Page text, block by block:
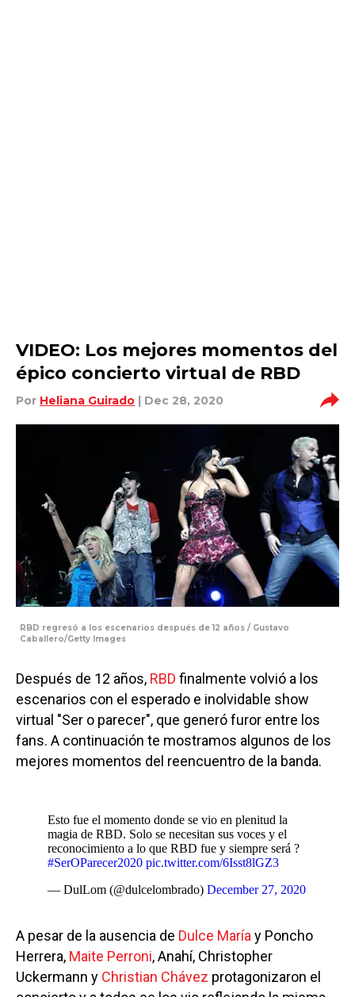
VIDEO: Los mejores momentos del
épico concierto virtual de RBD
Por Heliana Guirado | Dec 28, 2020
RBD regresó a los escenarios después de 12 años / Gustavo
Caballero/Getty Images
Después de 12 años, RBD finalmente volvió a los
escenarios con el esperado e inolvidable show
virtual "Ser o parecer", que generó furor entre los
fans. A continuación te mostramos algunos de los
mejores momentos del reencuentro de la banda.
Esto fue el momento donde se vio en plenitud la
magia de RBD. Solo se necesitan sus voces y el
reconocimiento a lo que RBD fue y siempre será ?
#SerOParecer2020 pic.twitter.com/6Isst8lGZ3
— DulLom (@dulcelombrado) December 27, 2020
A pesar de la ausencia de Dulce María y Poncho
Herrera, Maite Perroni, Anahí, Christopher
Uckermann y Christian Chávez protagonizaron el